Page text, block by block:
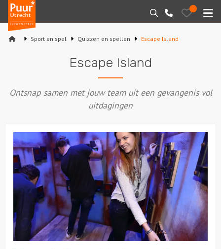
Puur*
Utrecht
bedrijfsuitjes
Zoeken
030-
2145099
Bewaarde
uitjes
Arrangementen
Varen
Workshops
Rondleidingen
Locaties
Feesten
Sport en spel Quizzen en spellen Escape Island
Escape Island
Ontsnap samen met jouw team uit een gevangenis vol
uitdagingen